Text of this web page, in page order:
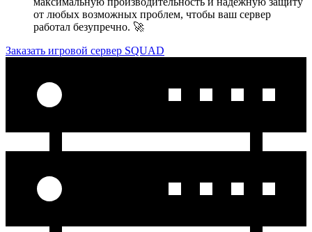
от любых возможных проблем, чтобы ваш сервер
работал безупречно. 🚀
Заказать игровой сервер SQUAD